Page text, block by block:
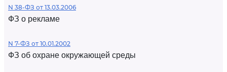
N 38-ФЗ от 13.03.2006
ФЗ о рекламе
N 7-ФЗ от 10.01.2002
ФЗ об охране окружающей среды